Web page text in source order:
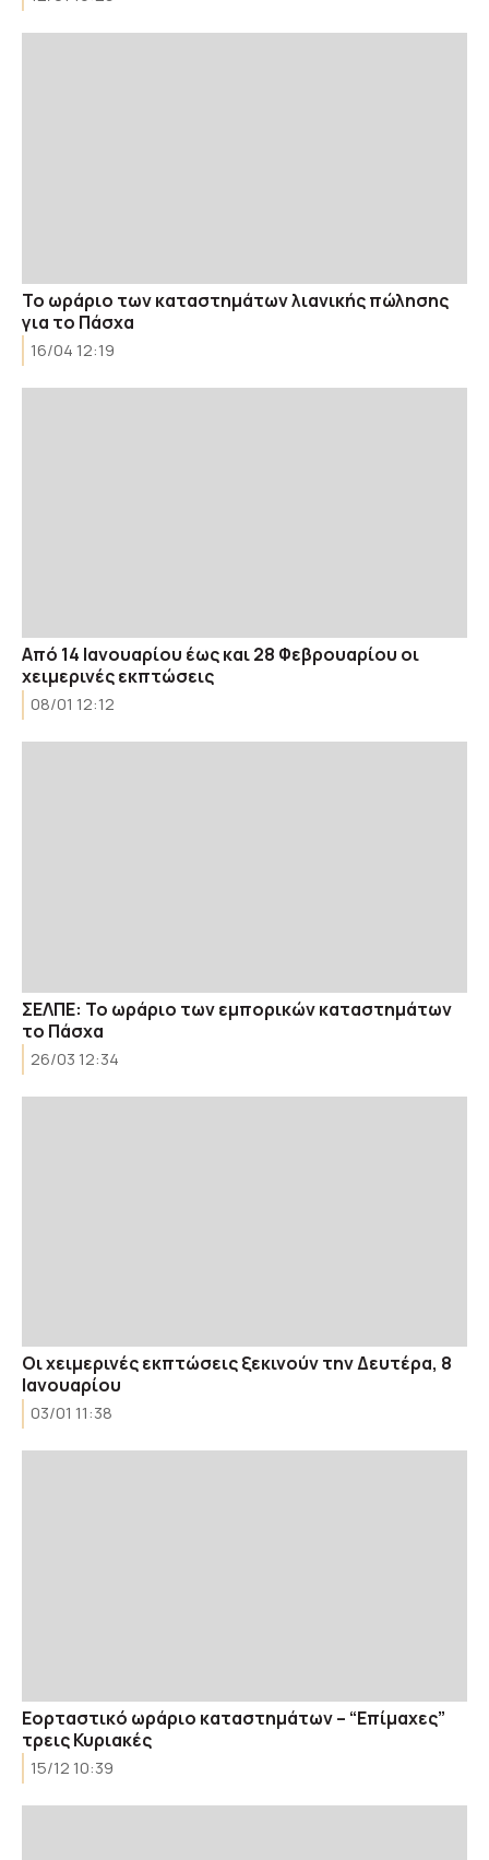
Το ωράριο των καταστημάτων λιανικής πώλησης
για το Πάσχα
16/04 12:19
Από 14 Ιανουαρίου έως και 28 Φεβρουαρίου οι
χειμερινές εκπτώσεις
08/01 12:12
ΣΕΛΠΕ: Το ωράριο των εμπορικών καταστημάτων
το Πάσχα
26/03 12:34
Οι χειμερινές εκπτώσεις ξεκινούν την Δευτέρα, 8
Ιανουαρίου
03/01 11:38
Εορταστικό ωράριο καταστημάτων – “Επίμαχες”
τρεις Κυριακές
15/12 10:39